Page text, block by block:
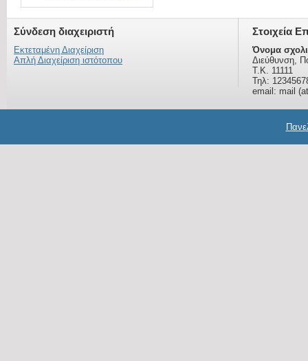
Σύνδεση διαχειριστή
Εκτεταμένη Διαχείριση
Απλή Διαχείριση ιστότοπου
Στοιχεία
Όνομα
Διεύθυνση,
Τ.Κ. 11111
Τηλ:
email: mail